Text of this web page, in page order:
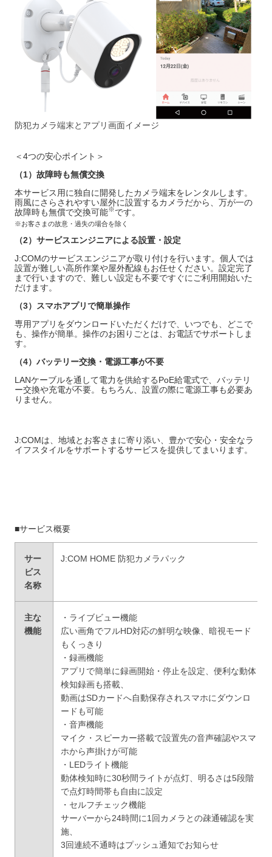
防犯カメラ端末とアプリ画面イメージ
＜4つの安心ポイント＞
（1）故障時も無償交換
本サービス用に独自に開発したカメラ端末をレンタルします。
雨風にさらされやすい屋外に設置するカメラだから、万が一の
故障時も無償で交換可能※です。
※お客さまの故意・過失の場合を除く
（2）サービスエンジニアによる設置・設定
J:COMのサービスエンジニアが取り付けを行います。個人では
設置が難しい高所作業や屋外配線もお任せください。設定完了
まで行いますので、難しい設定も不要ですぐにご利用開始いた
だけます。
（3）スマホアプリで簡単操作
専用アプリをダウンロードいただくだけで、いつでも、どこで
も、操作が簡単。操作のお困りごとは、お電話でサポートしま
す。
（4）バッテリー交換・電源工事が不要
LANケーブルを通して電力を供給するPoE給電式で、バッテリ
ー交換や充電が不要。もちろん、設置の際に電源工事も必要あ
りません。
J:COMは、地域とお客さまに寄り添い、豊かで安心・安全なラ
イフスタイルをサポートするサービスを提供してまいります。
■サービス概要
サー
ビス
名称
J:COM HOME 防犯カメラパック
主な
機能
・ライブビュー機能
広い画角でフルHD対応の鮮明な映像、暗視モード
もくっきり
・録画機能
アプリで簡単に録画開始・停止を設定、便利な動体
検知録画も搭載、
動画はSDカードへ自動保存されスマホにダウンロ
ードも可能
・音声機能
マイク・スピーカー搭載で設置先の音声確認や​​スマ
ホから声掛けが可能
・LEDライト機能
動体検知時に30秒間ライトが点灯、明るさは5段階
で点灯時間帯も自由に設定
・セルフチェック機能
サーバーから24時間に1回カメラとの疎通確認を実
施、
3回連続不通時はプッシュ通知でお知らせ